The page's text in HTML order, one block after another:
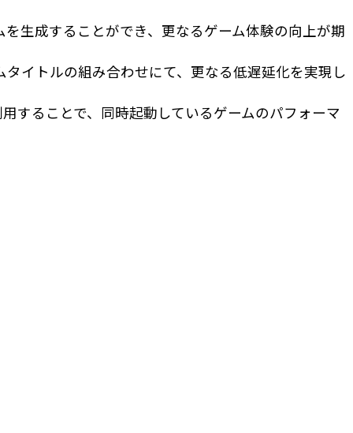
生成することができ、更なるゲーム体験の向上が期
イトルの組み合わせにて、更なる低遅延化を実現し
することで、同時起動しているゲームのパフォーマ